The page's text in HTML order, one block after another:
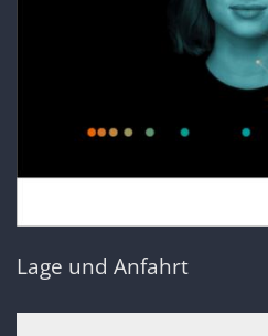
Lage und Anfahrt